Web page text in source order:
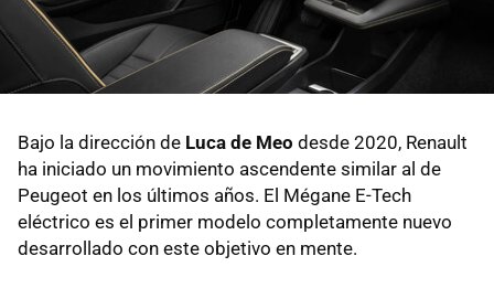
Bajo la dirección de Luca de Meo desde 2020, Renault
ha iniciado un movimiento ascendente similar al de
Peugeot en los últimos años. El Mégane E-Tech
eléctrico es el primer modelo completamente nuevo
desarrollado con este objetivo en mente.